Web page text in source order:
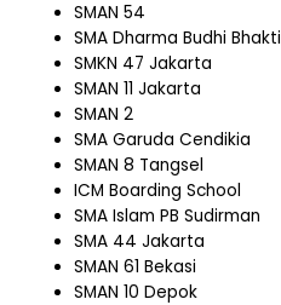
SMAN 54
SMA Dharma Budhi Bhakti
SMKN 47 Jakarta
SMAN 11 Jakarta
SMAN 2
SMA Garuda Cendikia
SMAN 8 Tangsel
ICM Boarding School
SMA Islam PB Sudirman
SMA 44 Jakarta
SMAN 61 Bekasi
SMAN 10 Depok